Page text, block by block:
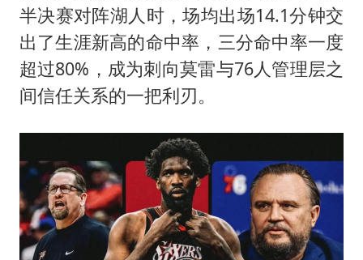
半决赛对阵湖人时，场均出场14.1分钟交
出了生涯新高的命中率，三分命中率一度
超过80%，成为刺向莫雷与76人管理层之
间信任关系的一把利刃。